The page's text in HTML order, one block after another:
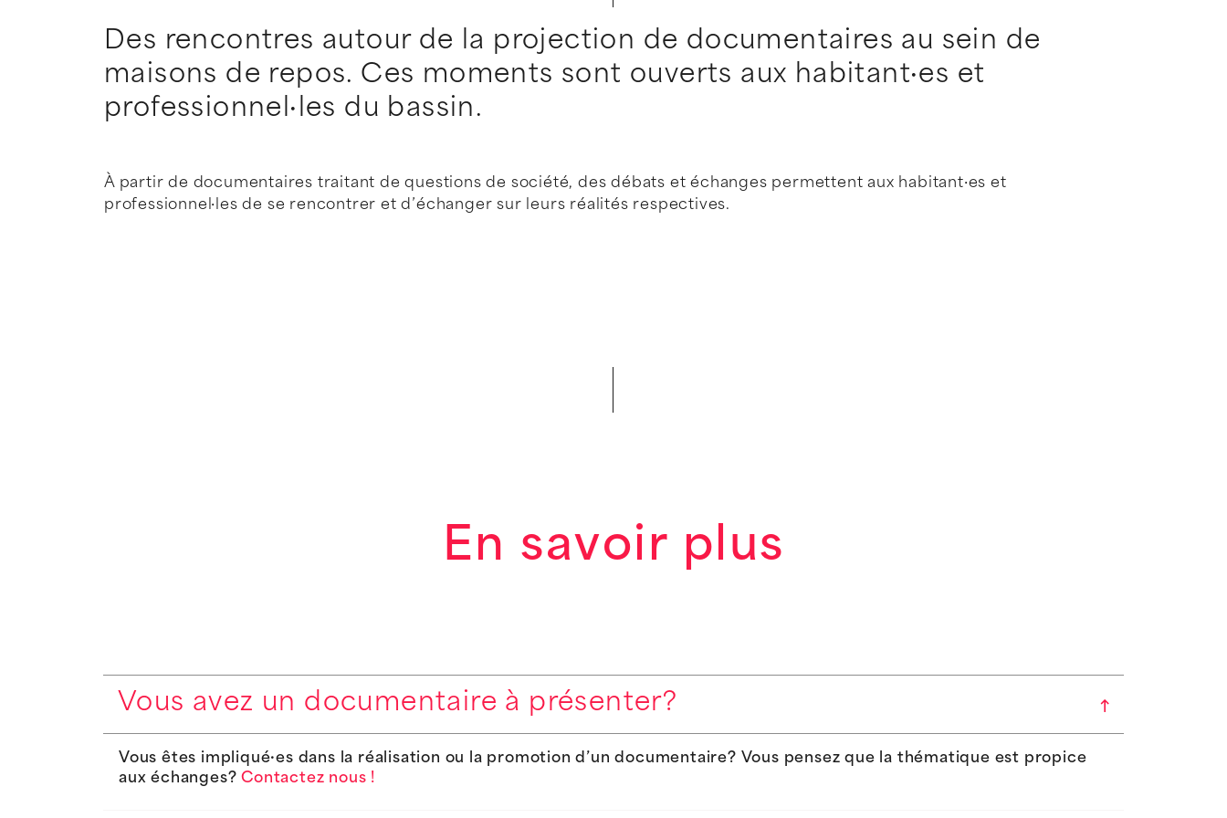
Des rencontres autour de la projection de documentaires au sein de
maisons de repos. Ces moments sont ouverts aux habitant·es et
professionnel·les du bassin.
À partir de documentaires traitant de questions de société, des débats et échanges permettent aux habitant·es et
professionnel·les de se rencontrer et d’échanger sur leurs réalités respectives.
En savoir plus
Vous avez un documentaire à présenter?
Vous êtes impliqué·es dans la réalisation ou la promotion d’un documentaire? Vous pensez que la thématique est propice
aux échanges?Contactez nous !